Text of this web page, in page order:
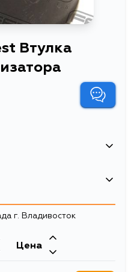
Втулка
31
0.01545
Двигатель
G16A
г. Владивосток
Цена